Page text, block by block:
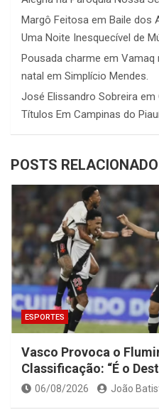
Margô Feitosa em Baile dos
Uma Noite Inesquecível de
Pousada charme em Vamaq
natal em Simplício Mendes.
José Elissandro Sobreira em
Títulos Em Campinas do
POSTS
ESPORTES
Vasco Provoca o
Classificação: “É o
06/08/2026 João